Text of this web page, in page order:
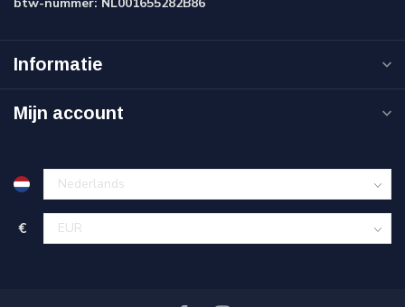
btw-nummer: NL001655282B86
Informatie
Mijn account
€